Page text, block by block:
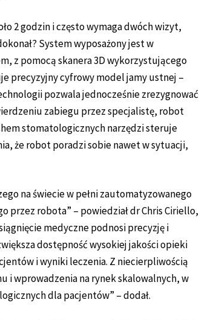
2 godzin i często wymaga dwóch wizyt,
System wyposażony jest w
z pomocą skanera 3D wykorzystującego
precyzyjny cyfrowy model jamy ustnej –
pozwala jednocześnie zrezygnować
zabiegu przez specjalistę, robot
stomatologicznych narzędzi steruje
że robot poradzi sobie nawet w sytuacji,
na świecie w pełni zautomatyzowanego
robota” – powiedział dr Chris Ciriello,
medyczne podnosi precyzję i
dostępność wysokiej jakości opieki
i wyniki leczenia. Z niecierpliwością
i wprowadzenia na rynek skalowalnych, w
dla pacjentów” – dodał.